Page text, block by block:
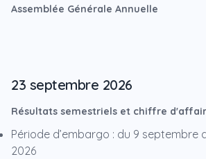
Assemblée Générale Annuelle
23 septembre 2026
Résultats semestriels et chiffre
Période d’embargo : du 9 septembre
2026